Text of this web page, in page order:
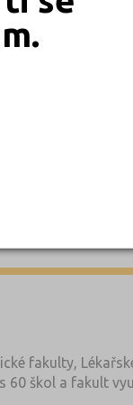
termínů pro
vám nabízí
geografii a
a testy z
fakulty,
60 škol a fakult